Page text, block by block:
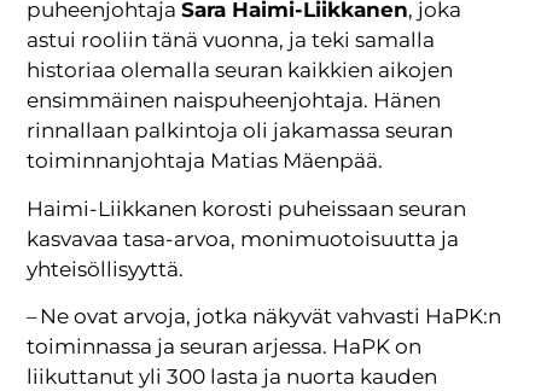
puheenjohtajaSara Haimi-Liikkanen, joka
astui rooliin tänä vuonna, ja teki samalla
historiaa olemalla seuran kaikkien aikojen
ensimmäinen naispuheenjohtaja. Hänen
rinnallaan palkintoja oli jakamassa seuran
toiminnanjohtaja Matias Mäenpää.
Haimi-Liikkanen korosti puheissaan seuran
kasvavaa tasa-arvoa, monimuotoisuutta ja
yhteisöllisyyttä.
– Ne ovat arvoja, jotka näkyvät vahvasti HaPK:n
toiminnassa ja seuran arjessa. HaPK on
liikuttanut yli 300 lasta ja nuorta kauden